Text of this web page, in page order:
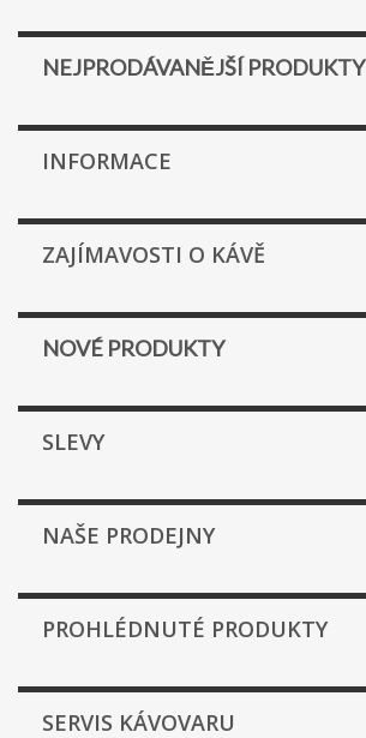
NEJPRODÁVANĚJŠÍ PRODUKTY
INFORMACE
ZAJÍMAVOSTI O KÁVĚ
NOVÉ PRODUKTY
SLEVY
NAŠE PRODEJNY
PROHLÉDNUTÉ PRODUKTY
SERVIS KÁVOVARU